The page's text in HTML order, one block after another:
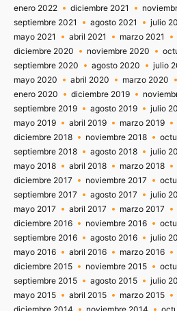
enero 2022
diciembre 2021
septiembre 2021
agosto 2021 julio
mayo 2021
abril 2021 marzo 2021
diciembre 2020
noviembre 2020
septiembre 2020
agosto 2020 julio
mayo 2020
abril 2020 marzo 2020
enero 2020
diciembre 2019
septiembre 2019
agosto 2019 julio
mayo 2019
abril 2019 marzo 2019
diciembre 2018
noviembre 2018
septiembre 2018
agosto 2018 julio
mayo 2018
abril 2018 marzo 2018
diciembre 2017
noviembre 2017
septiembre 2017
agosto 2017 julio
mayo 2017
abril 2017 marzo 2017
diciembre 2016
noviembre 2016
septiembre 2016
agosto 2016 julio
mayo 2016
abril 2016 marzo 2016
diciembre 2015
noviembre 2015
septiembre 2015
agosto 2015 julio
mayo 2015
abril 2015 marzo 2015